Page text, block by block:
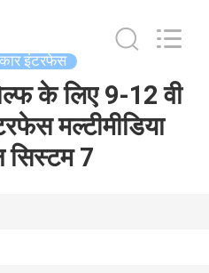
इंटरफेस
के लिए 9-12 वी
मल्टीमीडिया
सिस्टम 7